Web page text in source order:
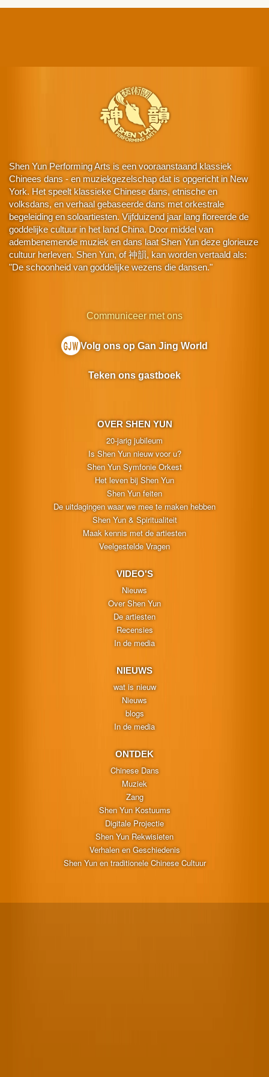
Shen Yun Performing Arts is een vooraanstaand klassiek
Chinees dans - en muziekgezelschap dat is opgericht in New
York. Het speelt klassieke Chinese dans, etnische en
volksdans, en verhaal gebaseerde dans met orkestrale
begeleiding en soloartiesten. Vijfduizend jaar lang floreerde de
goddelijke cultuur in het land China. Door middel van
adembenemende muziek en dans laat Shen Yun deze glorieuze
cultuur herleven. Shen Yun, of 神韻, kan worden vertaald als:
"De schoonheid van goddelijke wezens die dansen."
OVER SHEN YUN
20-jarig jubileum
Is Shen Yun nieuw voor u?
Shen Yun Symfonie Orkest
Het leven bij Shen Yun
Shen Yun feiten
De uitdagingen waar we mee te maken hebben
Shen Yun & Spiritualiteit
Maak kennis met de artiesten
Veelgestelde Vragen
VIDEO'S
Nieuws
Over Shen Yun
De artiesten
Recensies
In de media
NIEUWS
wat is nieuw
Nieuws
blogs
In de media
ONTDEK
Chinese Dans
Muziek
Zang
Shen Yun Kostuums
Digitale Projectie
Shen Yun Rekwisieten
Verhalen en Geschiedenis
Shen Yun en traditionele Chinese Cultuur
Communiceer met ons
Volg ons op Gan Jing World
Teken ons gastboek